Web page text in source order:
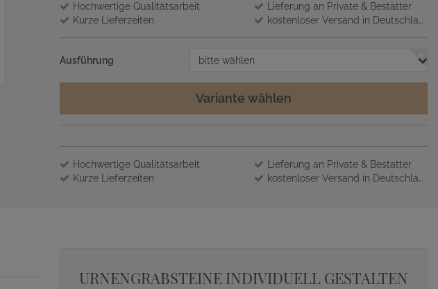
Hochwertige Qualitätsarbeit
Lieferung an Private & Bestatter
Kurze Lieferzeiten
kostenloser Versand in Deutschland
Ausführung bitte wählen
Variante wählen
Hochwertige Qualitätsarbeit
Lieferung an Private & Bestatter
Kurze Lieferzeiten
kostenloser Versand in Deutschland
URNENGRABSTEINE INDIVIDUELL GESTALTEN